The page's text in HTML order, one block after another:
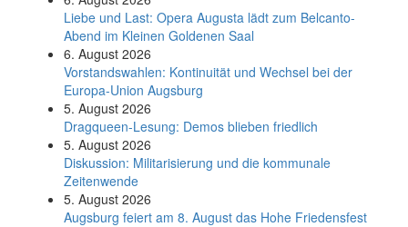
Liebe und Last: Opera Augusta lädt zum Belcanto-
Abend im Kleinen Goldenen Saal
6. August 2026
Vorstandswahlen: Kontinuität und Wechsel bei der
Europa-Union Augsburg
5. August 2026
Dragqueen-Lesung: Demos blieben friedlich
5. August 2026
Diskussion: Mi­li­ta­ri­sie­rung und die kommunale
Zeitenwende
5. August 2026
Augsburg feiert am 8. August das Hohe Friedensfest